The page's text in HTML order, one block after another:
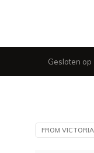
Gesloten op
FROM